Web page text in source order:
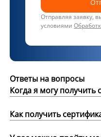
Отправляя заявку,
условиями
Ответы на вопросы
Когда я могу получить
Как получить